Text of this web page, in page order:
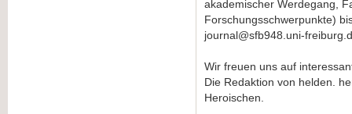
akademischer Werdegang,
Forschungsschwerpunkte)
journal@sfb948.uni-
Wir freuen uns auf
Die Redaktion von helden.
Heroischen.